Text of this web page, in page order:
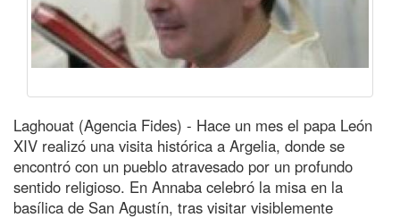
Laghouat (Agencia Fides) - Hace un mes el papa León
XIV realizó una visita histórica a Argelia, donde se
encontró con un pueblo atravesado por un profundo
sentido religioso. En Annaba celebró la misa en la
basílica de San Agustín, tras visitar visiblemente